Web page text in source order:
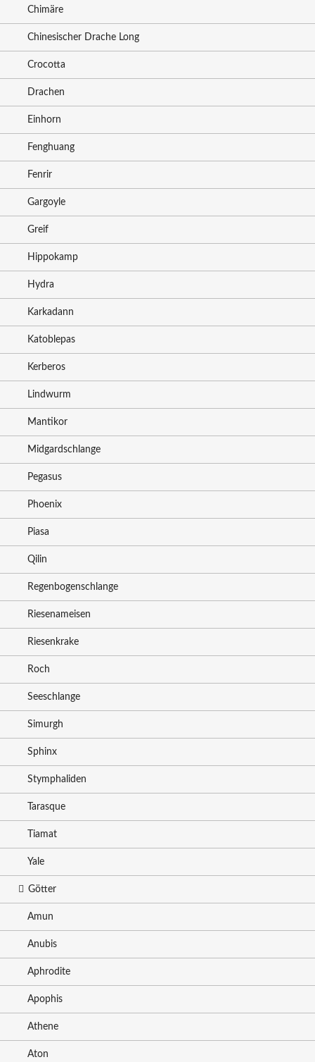
Chimäre
Chinesischer Drache Long
Crocotta
Drachen
Einhorn
Fenghuang
Fenrir
Gargoyle
Greif
Hippokamp
Hydra
Karkadann
Katoblepas
Kerberos
Lindwurm
Mantikor
Midgardschlange
Pegasus
Phoenix
Piasa
Qilin
Regenbogenschlange
Riesenameisen
Riesenkrake
Roch
Seeschlange
Simurgh
Sphinx
Stymphaliden
Tarasque
Tiamat
Yale
Götter
Amun
Anubis
Aphrodite
Apophis
Athene
Aton